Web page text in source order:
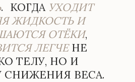
. КОГДА УХОДИТ
ЖИДКОСТЬ И
ОТЁКИ,
ЛЕГЧЕНЕ
ТЕЛУ, НО И
СНИЖЕНИЯ ВЕСА.